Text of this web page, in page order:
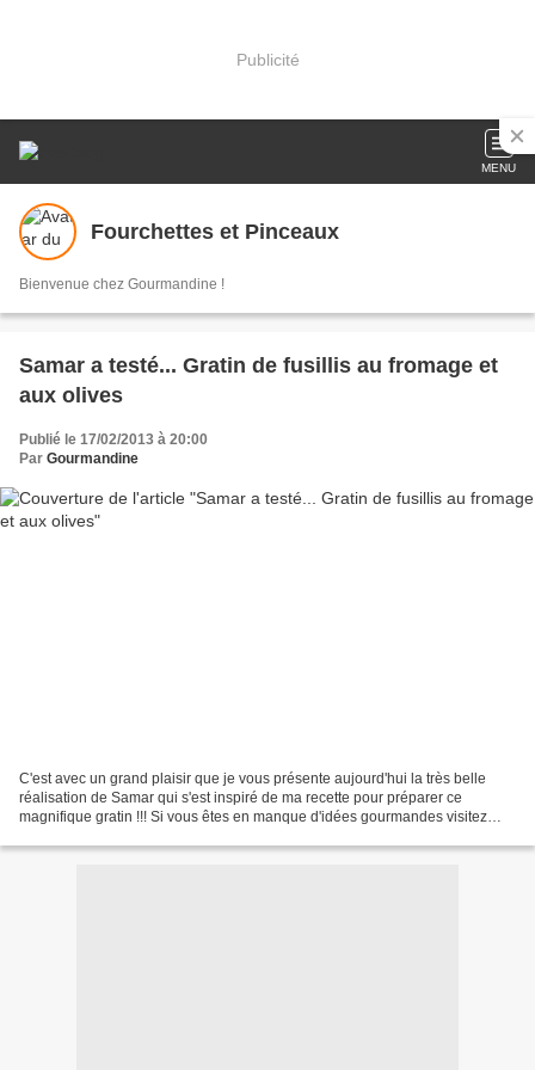
Publicité
MENU
Fourchettes et Pinceaux
Bienvenue chez Gourmandine !
Samar a testé... Gratin de fusillis au fromage et
aux olives
Publié le 17/02/2013 à 20:00
Par Gourmandine
C'est avec un grand plaisir que je vous présente aujourd'hui la très belle
réalisation de Samar qui s'est inspiré de ma recette pour préparer ce
magnifique gratin !!! Si vous êtes en manque d'idées gourmandes visitez